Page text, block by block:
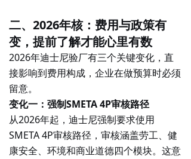
二、2026年核：费用与政策有
变，提前了解才能心里有数
2026年迪士尼验厂有三个关键变化，直
接影响到费用构成，企业在做预算时必须
留意。
变化一：强制SMETA 4P审核路径
从2026年起，迪士尼强制要求使用
SMETA 4P审核路径，审核涵盖劳工、健
康安全、环境和商业道德四个模块。这意